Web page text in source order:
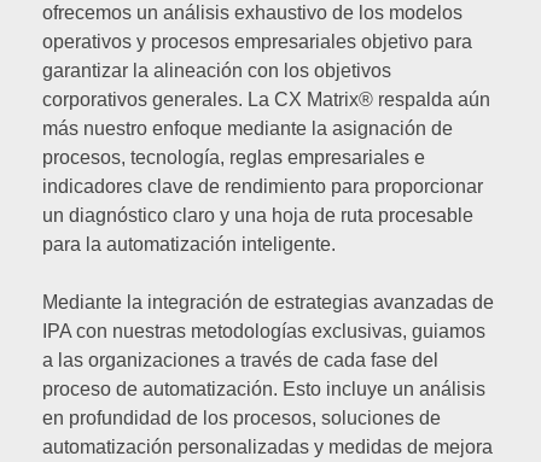
ofrecemos un análisis exhaustivo de los modelos
operativos y procesos empresariales objetivo para
garantizar la alineación con los objetivos
corporativos generales. La CX Matrix® respalda aún
más nuestro enfoque mediante la asignación de
procesos, tecnología, reglas empresariales e
indicadores clave de rendimiento para proporcionar
un diagnóstico claro y una hoja de ruta procesable
para la automatización inteligente.
Mediante la integración de estrategias avanzadas de
IPA con nuestras metodologías exclusivas, guiamos
a las organizaciones a través de cada fase del
proceso de automatización. Esto incluye un análisis
en profundidad de los procesos, soluciones de
automatización personalizadas y medidas de mejora